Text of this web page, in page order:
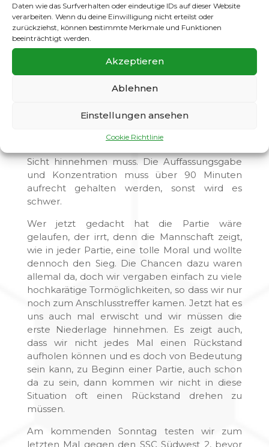
Daten wie das Surfverhalten oder eindeutige IDs auf dieser Website
verarbeiten. Wenn du deine Einwilligung nicht erteilst oder
zurückziehst, können bestimmte Merkmale und Funktionen
beeinträchtigt werden.
Akzeptieren
Ablehnen
Einstellungen ansehen
Cookie Richtlinie
Minuten um ins Spiel allmählich zu finden,
kamen dann aber immer besser in die Partie.
Wir konnten auf die Spielweise von Teutonia
reagieren und die langen Bälle besser
kontrollieren und selbst wurden wir
zunehmend sicherer im Kombinationsspiel, so
dass uns der Anschlusstreffer gelang.
in der Partie, doch in einer Pressingsituation
verpennte ein Spieler seine Aufgabe, so dass
Sicht hinnehmen muss. Die Auffassungsgabe
und Konzentration muss über 90 Minuten
aufrecht gehalten werden, sonst wird es
schwer.
Wer jetzt gedacht hat die Partie wäre
gelaufen, der irrt, denn die Mannschaft zeigt,
wie in jeder Partie, eine tolle Moral und wollte
dennoch den Sieg. Die Chancen dazu waren
allemal da, doch wir vergaben einfach zu viele
hochkarätige Tormöglichkeiten, so dass wir nur
noch zum Anschlusstreffer kamen. Jetzt hat es
uns auch mal erwischt und wir müssen die
erste Niederlage hinnehmen. Es zeigt auch,
dass wir nicht jedes Mal einen Rückstand
aufholen können und es doch von Bedeutung
sein kann, zu Beginn einer Partie, auch schon
da zu sein, dann kommen wir nicht in diese
Situation oft einen Rückstand drehen zu
müssen.
Am kommenden Sonntag testen wir zum
letzten Mal gegen den SSC Südwest 2, bevor